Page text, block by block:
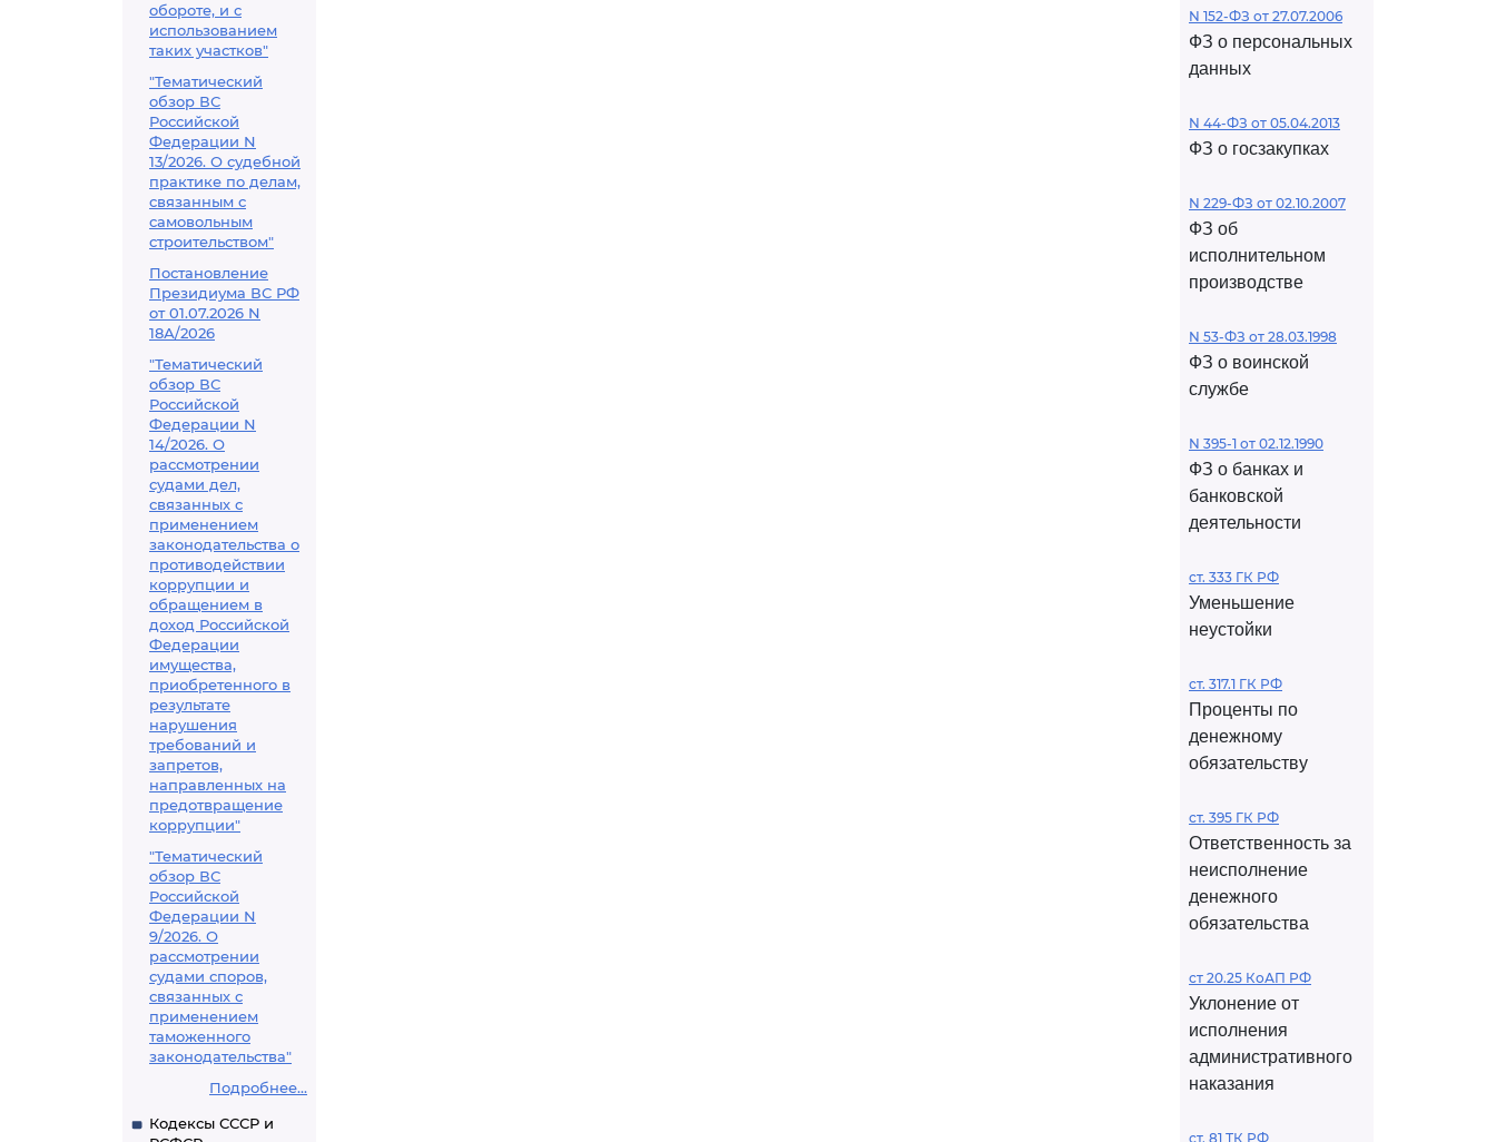
обороте, и с
использованием
таких участков"
"Тематический
обзор ВС
Российской
Федерации N
13/2026. О судебной
практике по делам,
связанным с
самовольным
строительством"
Постановление
Президиума ВС РФ
от 01.07.2026 N
18А/2026
"Тематический
обзор ВС
Российской
Федерации N
14/2026. О
рассмотрении
судами дел,
связанных с
применением
законодательства о
противодействии
коррупции и
обращением в
доход Российской
Федерации
имущества,
приобретенного в
результате
нарушения
требований и
запретов,
направленных на
предотвращение
коррупции"
"Тематический
обзор ВС
Российской
Федерации N
9/2026. О
рассмотрении
судами споров,
связанных с
применением
таможенного
законодательства"
Подробнее...
Кодексы СССР и
N 152-ФЗ от 27.07.2006
ФЗ о персональных
данных
N 44-ФЗ от 05.04.2013
ФЗ о госзакупках
N 229-ФЗ от 02.10.2007
ФЗ об
исполнительном
производстве
N 53-ФЗ от 28.03.1998
ФЗ о воинской
службе
N 395-1 от 02.12.1990
ФЗ о банках и
банковской
деятельности
ст. 333 ГК РФ
Уменьшение
неустойки
ст. 317.1 ГК РФ
Проценты по
денежному
обязательству
ст. 395 ГК РФ
Ответственность за
неисполнение
денежного
обязательства
ст 20.25 КоАП РФ
Уклонение от
исполнения
административного
наказания
ст. 81 ТК РФ